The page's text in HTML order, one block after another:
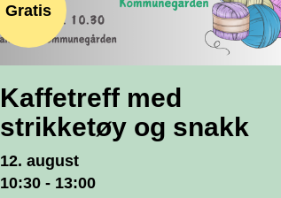
Gratis
Kaffetreff med
strikketøy og snakk
12. august
10:30 - 13:00